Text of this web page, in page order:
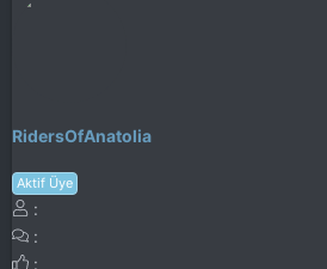
RidersOfAnatolia
Aktif Üye